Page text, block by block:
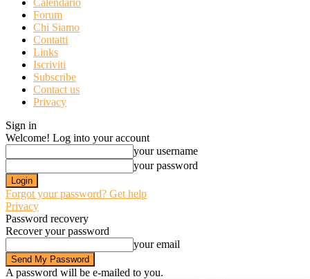
Calendario
Forum
Chi Siamo
Contatti
Links
Iscriviti
Subscribe
Contact us
Privacy
Sign in
Welcome! Log into your account
your username
your password
Forgot your password? Get help
Privacy
Password recovery
Recover your password
your email
A password will be e-mailed to you.